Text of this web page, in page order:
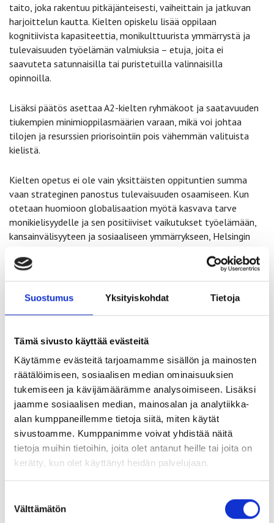
Suostumus Yksityiskohdat Tietoja
Tämä sivusto käyttää evästeitä
Käytämme evästeitä tarjoamamme sisällön ja mainosten
räätälöimiseen, sosiaalisen median ominaisuuksien
tukemiseen ja kävijämäärämme analysoimiseen. Lisäksi
jaamme sosiaalisen median, mainosalan ja analytiikka-
alan kumppaneillemme tietoja siitä, miten käytät
sivustoamme. Kumppanimme voivat yhdistää näitä
tietoja muihin tietoihin, joita olet antanut heille tai joita on
kerätty, kun olet käyttänyt heidän palvelujaan.
valinta
Välttämätön
taito, joka rakentuu pitkäjänteisesti, vaiheittain ja jatkuvan
harjoittelun kautta. Kielten opiskelu lisää oppilaan
kognitiivista kapasiteettia, monikulttuurista ymmärrystä ja
tulevaisuuden työelämän valmiuksia – etuja, joita ei
saavuteta satunnaisilla tai puristetuilla valinnaisilla
opinnoilla.
Lisäksi päätös asettaa A2-kielten ryhmäkoot ja saatavuuden
tiukempien minimioppilasmäärien varaan, mikä voi johtaa
tilojen ja resurssien priorisointiin pois vähemmän valituista
kielistä.
Kielten opetus ei ole vain yksittäisten oppituntien summa
vaan strateginen panostus tulevaisuuden osaamiseen. Kun
otetaan huomioon globalisaation myötä kasvava tarve
monikielisyydelle ja sen positiiviset vaikutukset työelämään,
kansainvälisyyteen ja sosiaaliseen ymmärrykseen, Helsingin
Kielten asemaa ei tule heikentää asettamalla ne pelkästään
valintapakettiin muiden aineiden kanssa; sen sijaan kaupungin
tulisi aktiivisesti kehittää ja tukea vieraan kielen opiskelua
esimerkiksi tarjoamalla lisää resursseja ja kannustavia
muiden valinnaisaineiden opiskelumahdollisuuksia.
Loppujen lopuksi kielitaito on investointi – eikä se voi
rakentua vain marginalisoituina valinnaisaineina. Sen täytyy
olla näkyvä osa opetussuunnitelmaa, jossa jokainen lapsi saa
mahdollisuuden oppia ja menestyä monikielisessä
maailmassa.